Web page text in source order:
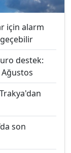
için alarm
destek:
son